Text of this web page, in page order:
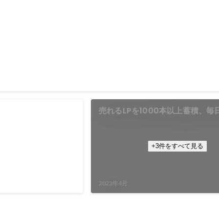
売れるLPを1000本以上蓄積、毎
2023年4月
+3件をすべて見る